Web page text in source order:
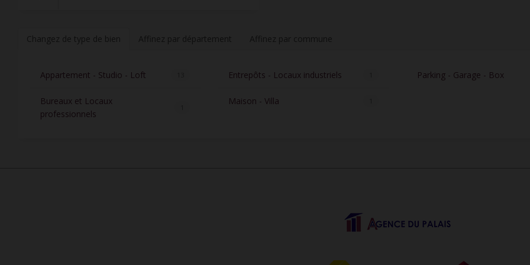
Changez de type de bien Affinez par département Affinez par commune
Appartement - Studio - Loft
Bureaux et Locaux
professionnels
Entrepôts - Locaux industriels
Maison - Villa
Parking - Garage - Box